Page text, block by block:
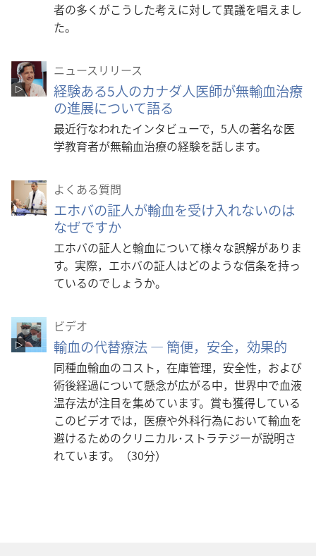
者の多くがこうした考えに対して異議を唱えまし
た。
ニュースリリース
経験ある5人のカナダ人医師が無輸血治療
の進展について語る
最近行なわれたインタビューで，5人の著名な医
学教育者が無輸血治療の経験を話します。
よくある質問
エホバの証人が輸血を受け入れないのは
なぜですか
エホバの証人と輸血について様々な誤解がありま
す。実際，エホバの証人はどのような信条を持っ
ているのでしょうか。
ビデオ
輸血の代替療法 ― 簡便，安全，効果的
同種血輸血のコスト，在庫管理，安全性，および
術後経過について懸念が広がる中，世界中で血液
温存法が注目を集めています。賞も獲得している
このビデオでは，医療や外科行為において輸血を
避けるためのクリニカル･ストラテジーが説明さ
れています。（30分）